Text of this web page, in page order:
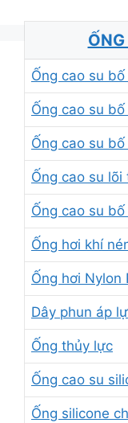
Ống cao su
Ống cao su
Ống cao su
Ống cao su lõi
Ống cao su
Ống hơi khí
Ống hơi Nylon
Dây phun áp
Ống thủy lực
Ống cao su
Ống silicone